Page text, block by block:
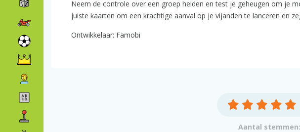
Neem de controle over een groep helden en test je geheugen om je
juiste kaarten om een krachtige aanval op je vijanden te lanceren en
Ontwikkelaar: Famobi
Aantal